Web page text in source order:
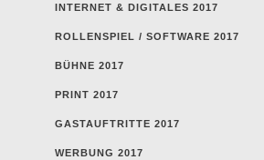
INTERNET & DIGITALES 2017
ROLLENSPIEL / SOFTWARE 2017
BÜHNE 2017
PRINT 2017
GASTAUFTRITTE 2017
WERBUNG 2017